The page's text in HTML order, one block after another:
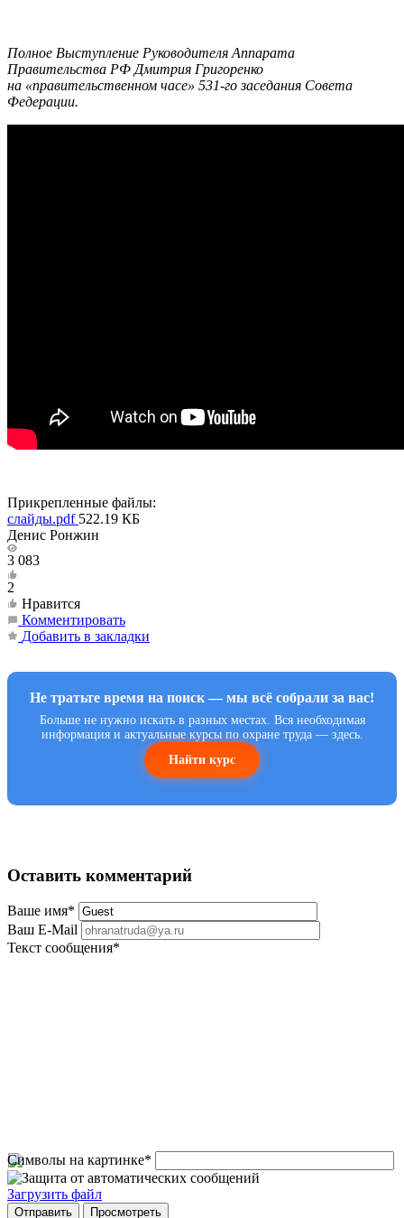
Полное Выступление Руководителя Аппарата
Правительства РФ Дмитрия Григоренко
на «правительственном часе» 531-го заседания Совета
Федерации.
Прикрепленные файлы:
слайды.pdf 522.19 КБ
Денис Ронжин
3 083
2
Нравится
Комментировать
Добавить в закладки
Не тратьте время на поиск — мы всё собрали за вас!
Больше не нужно искать в разных местах. Вся необходимая
информация и актуальные курсы по охране труда — здесь.
Найти курс
Оставить комментарий
Ваше имя*
Ваш E-Mail
Текст сообщения*
Символы на картинке*
Загрузить файл